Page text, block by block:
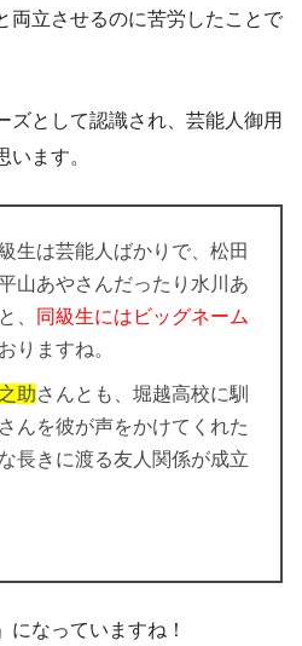
両立させるのに苦労したことで
ズとして認識され、芸能人御用
ます。
生は芸能人ばかりで、松田
山あやさんだったり水川あ
、
同級生にはビッグネーム
りますね。
助さんとも、堀越高校に馴
んを彼が声をかけてくれた
長きに渡る友人関係が成立
になっていますね！